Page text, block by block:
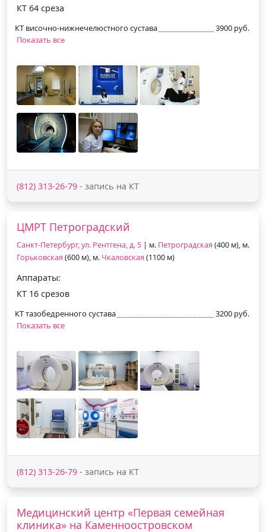
КТ 64 среза
КТ височно-нижнечелюстного сустава
3900 руб.
Показать все
(812) 313-26-79 - запись на КТ
ЦМРТ Петроградский
Санкт-Петербург, ул. Рентгена, д. 5 | м. Петроградская (400 м), м.
Горьковская (600 м), м. Чкаловская (1100 м)
Аппараты:
КТ 16 срезов
КТ тазобедренного сустава
3200 руб.
Показать все
(812) 313-26-79 - запись на КТ
Медицинский центр «Первая семейная
клиника» на Каменноостровском